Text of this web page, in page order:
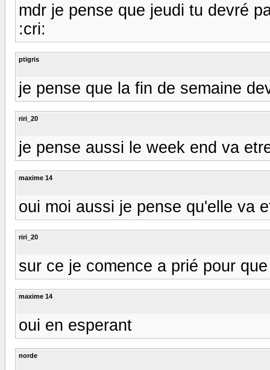
mdr je pense que jeudi tu devré
:cri:
ptigris
je pense que la fin de semaine
riri_20
je pense aussi le week end va
maxime 14
oui moi aussi je pense qu'elle va
riri_20
sur ce je comence a prié pour
maxime 14
oui en esperant
norde